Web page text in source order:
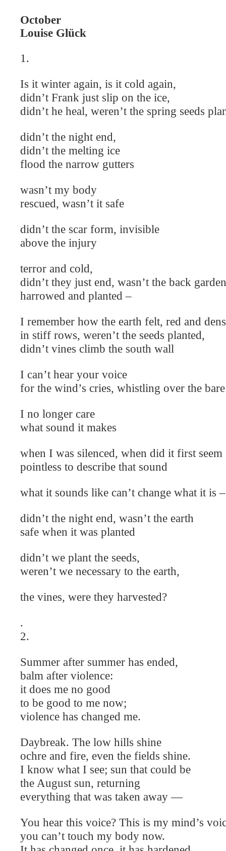
October
Louise Glück
1.
Is it winter again, is it cold again,
didn’t Frank just slip on the ice,
didn’t he heal, weren’t the spring seeds
didn’t the night end,
didn’t the melting ice
flood the narrow gutters
wasn’t my body
rescued, wasn’t it safe
didn’t the scar form, invisible
above the injury
terror and cold,
didn’t they just end, wasn’t the back garden
harrowed and planted –
I remember how the earth felt, red and
in stiff rows, weren’t the seeds planted,
didn’t vines climb the south wall
I can’t hear your voice
for the wind’s cries, whistling over the
I no longer care
what sound it makes
when I was silenced, when did it first seem
pointless to describe that sound
what it sounds like can’t change what it is –
didn’t the night end, wasn’t the earth
safe when it was planted
didn’t we plant the seeds,
weren’t we necessary to the earth,
the vines, were they harvested?
.
2.
Summer after summer has ended,
balm after violence:
it does me no good
to be good to me now;
violence has changed me.
Daybreak. The low hills shine
ochre and fire, even the fields shine.
I know what I see; sun that could be
the August sun, returning
everything that was taken away —
You hear this voice? This is my mind’s
you can’t touch my body now.